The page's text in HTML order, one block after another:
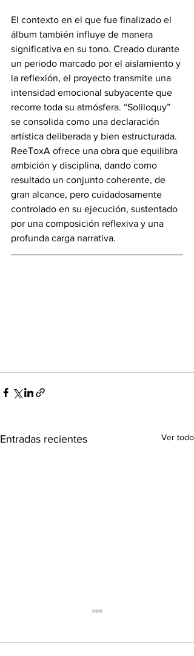
El contexto en el que fue finalizado el
álbum también influye de manera
significativa en su tono. Creado durante
un periodo marcado por el aislamiento y
la reflexión, el proyecto transmite una
intensidad emocional subyacente que
recorre toda su atmósfera. “Soliloquy”
se consolida como una declaración
artística deliberada y bien estructurada.
ReeToxA ofrece una obra que equilibra
ambición y disciplina, dando como
resultado un conjunto coherente, de
gran alcance, pero cuidadosamente
controlado en su ejecución, sustentado
por una composición reflexiva y una
profunda carga narrativa.
Entradas recientes Ver todo